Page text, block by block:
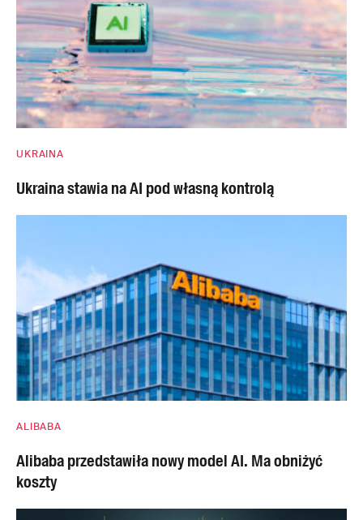
UKRAINA
Ukraina stawia na AI pod własną kontrolą
ALIBABA
Alibaba przedstawiła nowy model AI. Ma obniżyć
koszty